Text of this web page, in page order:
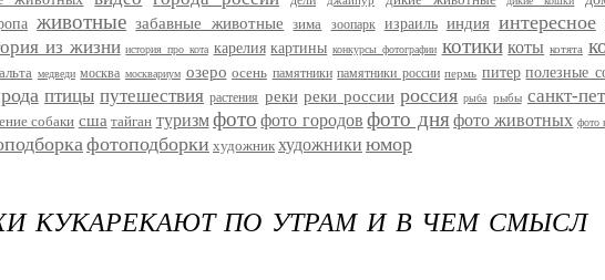
животные забавные животные зима зоопарк израиль индия интересное
из жизни история про кота карелия картины конкурсы фотографии котики коты котята
медведи москва москвариум озеро осень памятники памятники россии пермь питер полезные
птицы путешествия растения реки реки россии россия рыба рыбы санкт-
собаки сша тайган туризм фото фото городов фото дня фото животных фото
фотоподборки художник художники юмор
КУКАРЕКАЮТ ПО УТРАМ И В ЧЕМ СМЫСЛ